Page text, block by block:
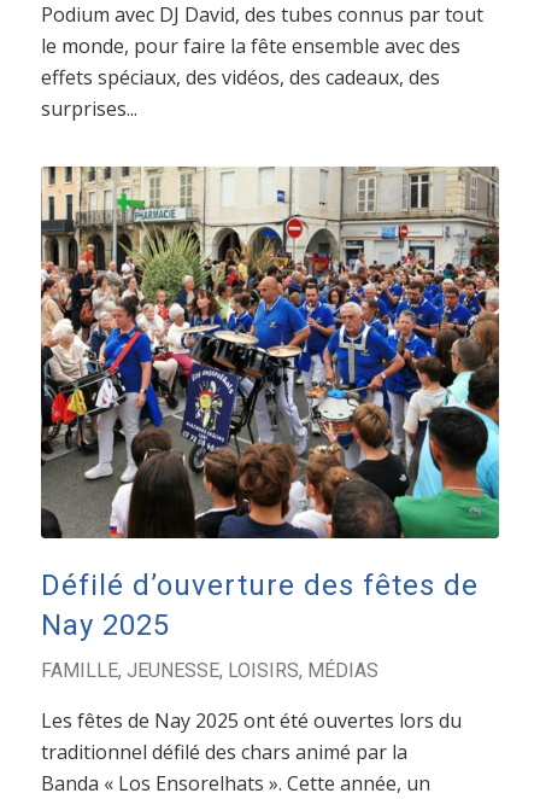
Podium avec DJ David, des tubes connus par tout
le monde, pour faire la fête ensemble avec des
effets spéciaux, des vidéos, des cadeaux, des
surprises...
Défilé d’ouverture des fêtes de
Nay 2025
FAMILLE, JEUNESSE, LOISIRS, MÉDIAS
Les fêtes de Nay 2025 ont été ouvertes lors du
traditionnel défilé des chars animé par la
Banda « Los Ensorelhats ». Cette année, un